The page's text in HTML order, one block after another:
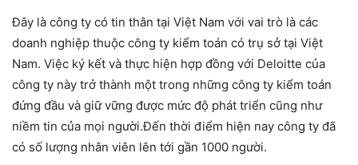
Đây là công ty có tin thân tại Việt Nam với vai trò là các
doanh nghiệp thuộc công ty kiểm toán có trụ sở tại Việt
Nam. Việc ký kết và thực hiện hợp đồng với Deloitte của
công ty này trở thành một trong những công ty kiểm toán
đứng đầu và giữ vững được mức độ phát triển cũng như
niềm tin của mọi người.Đến thời điểm hiện nay công ty đã
có số lượng nhân viên lên tới gần 1000 người.